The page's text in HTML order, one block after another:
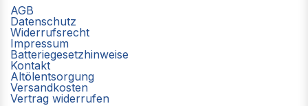
AGB
Datenschutz
Widerrufsrecht
Impressum
Batteriegesetzhinweise
Kontakt
Altölentsorgung
Versandkosten
Vertrag widerrufen